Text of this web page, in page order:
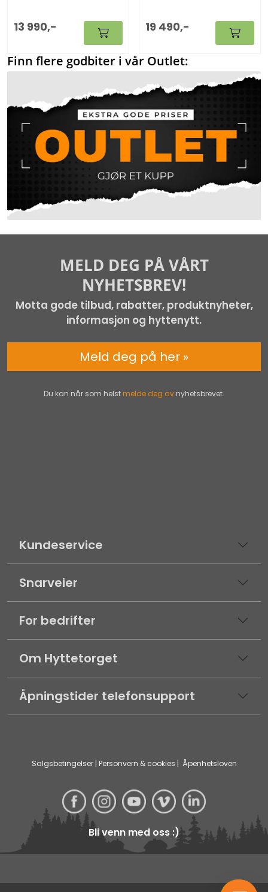
13 990,- 19 490,-
Finn flere godbiter i vår Outlet:
Kundeservice
Snarveier
For bedrifter
Om Hyttetorget
Åpningstider telefonsupport
Salgsbetingelser| Personvern & cookies | Åpenhetsloven
Bli venn med oss :)
MELD DEG PÅ VÅRT
NYHETSBREV!
Motta gode tilbud, rabatter, produktnyheter,
informasjon og hyttenytt.
Du kan når som helst melde deg av nyhetsbrevet.
Meld deg på her »